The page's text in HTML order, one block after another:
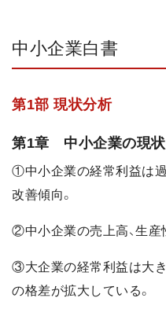
中小企業白書
第1部 現状分析
第1章 中小企業の現状
①中小企業の経常利益は
改善傾向。
②中小企業の売上高、生産
③大企業の経常利益は大き
の格差が拡大している。